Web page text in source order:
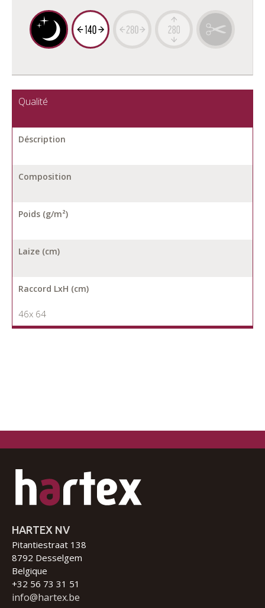
Qualité
Déscription
Composition
Poids (g/m²)
Laize (cm)
Raccord LxH (cm)
46x 64
HARTEX NV
Pitantiestraat 138
8792 Desselgem
Belgique
+32 56 73 31 51
info@hartex.be